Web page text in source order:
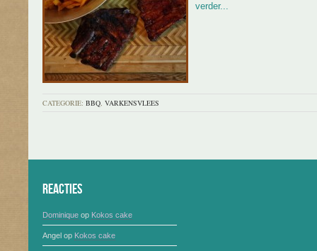
verder...
CATEGORIE: BBQ, VARKENSVLEES
Reacties
Dominique op Kokos cake
Angel op Kokos cake